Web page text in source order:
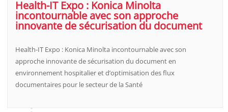
Health-IT Expo : Konica Minolta
incontournable avec son approche
innovante de sécurisation du document
Health-IT Expo : Konica Minolta incontournable avec son
approche innovante de sécurisation du document en
environnement hospitalier et d’optimisation des flux
documentaires pour le secteur de la Santé